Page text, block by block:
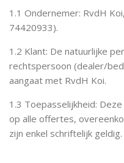
1.1 Ondernemer: RvdH
74420933).
1.2 Klant: De natuurlijke
rechtspersoon (dealer/
aangaat met RvdH Koi.
1.3 Toepasselijkheid:
op alle offertes,
zijn enkel schriftelijk geldig.